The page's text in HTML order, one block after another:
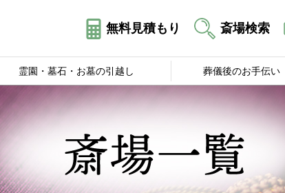
無料見積もり 斎場検索
霊園・墓石・お墓の引越し 葬儀後のお手伝い